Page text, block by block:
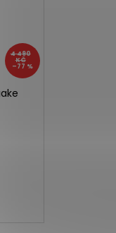
4 490
KČ
–77 %